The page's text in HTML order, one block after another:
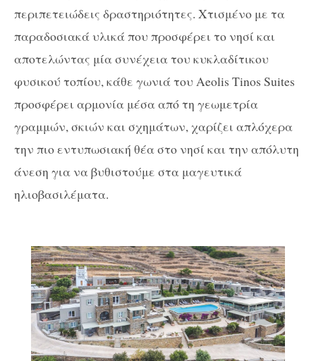
περιπετειώδεις δραστηριότητες. Χτισμένο με τα
παραδοσιακά υλικά που προσφέρει το νησί και
αποτελώντας μία συνέχεια του κυκλαδίτικου
φυσικού τοπίου, κάθε γωνιά του Aeolis Tinos Suites
προσφέρει αρμονία μέσα από τη γεωμετρία
γραμμών, σκιών και σχημάτων, χαρίζει απλόχερα
την πιο εντυπωσιακή θέα στο νησί και την απόλυτη
άνεση για να βυθιστούμε στα μαγευτικά
ηλιοβασιλέματα.